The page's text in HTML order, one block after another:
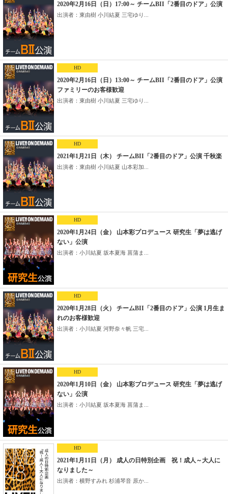
2020年2月16日（日）17:00～ チームBII「2番目のドア」公演
出演者：東由樹 小川結夏 三宅ゆり...
HD
2020年2月16日（日）13:00～ チームBII「2番目のドア」公演
ファミリーのお客様歓迎
出演者：東由樹 小川結夏 三宅ゆり...
HD
2021年1月21日（木） チームBII「2番目のドア」公演 千秋楽
出演者：東由樹 小川結夏 山本彩加...
HD
2020年1月24日（金） 山本彩プロデュース 研究生「夢は逃げ
ない」公演
出演者：小川結夏 坂本夏海 菖蒲ま...
HD
2020年1月28日（火） チームBII「2番目のドア」公演 1月生ま
れのお客様歓迎
出演者：小川結夏 河野奈々帆 三宅...
HD
2020年1月10日（金） 山本彩プロデュース 研究生「夢は逃げ
ない」公演
出演者：小川結夏 坂本夏海 菖蒲ま...
HD
2021年1月11日（月） 成人の日特別企画 祝！成人～大人に
なりました～
出演者：横野すみれ 杉浦琴音 原か...